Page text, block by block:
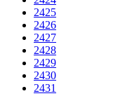
2425
2426
2427
2428
2429
2430
2431